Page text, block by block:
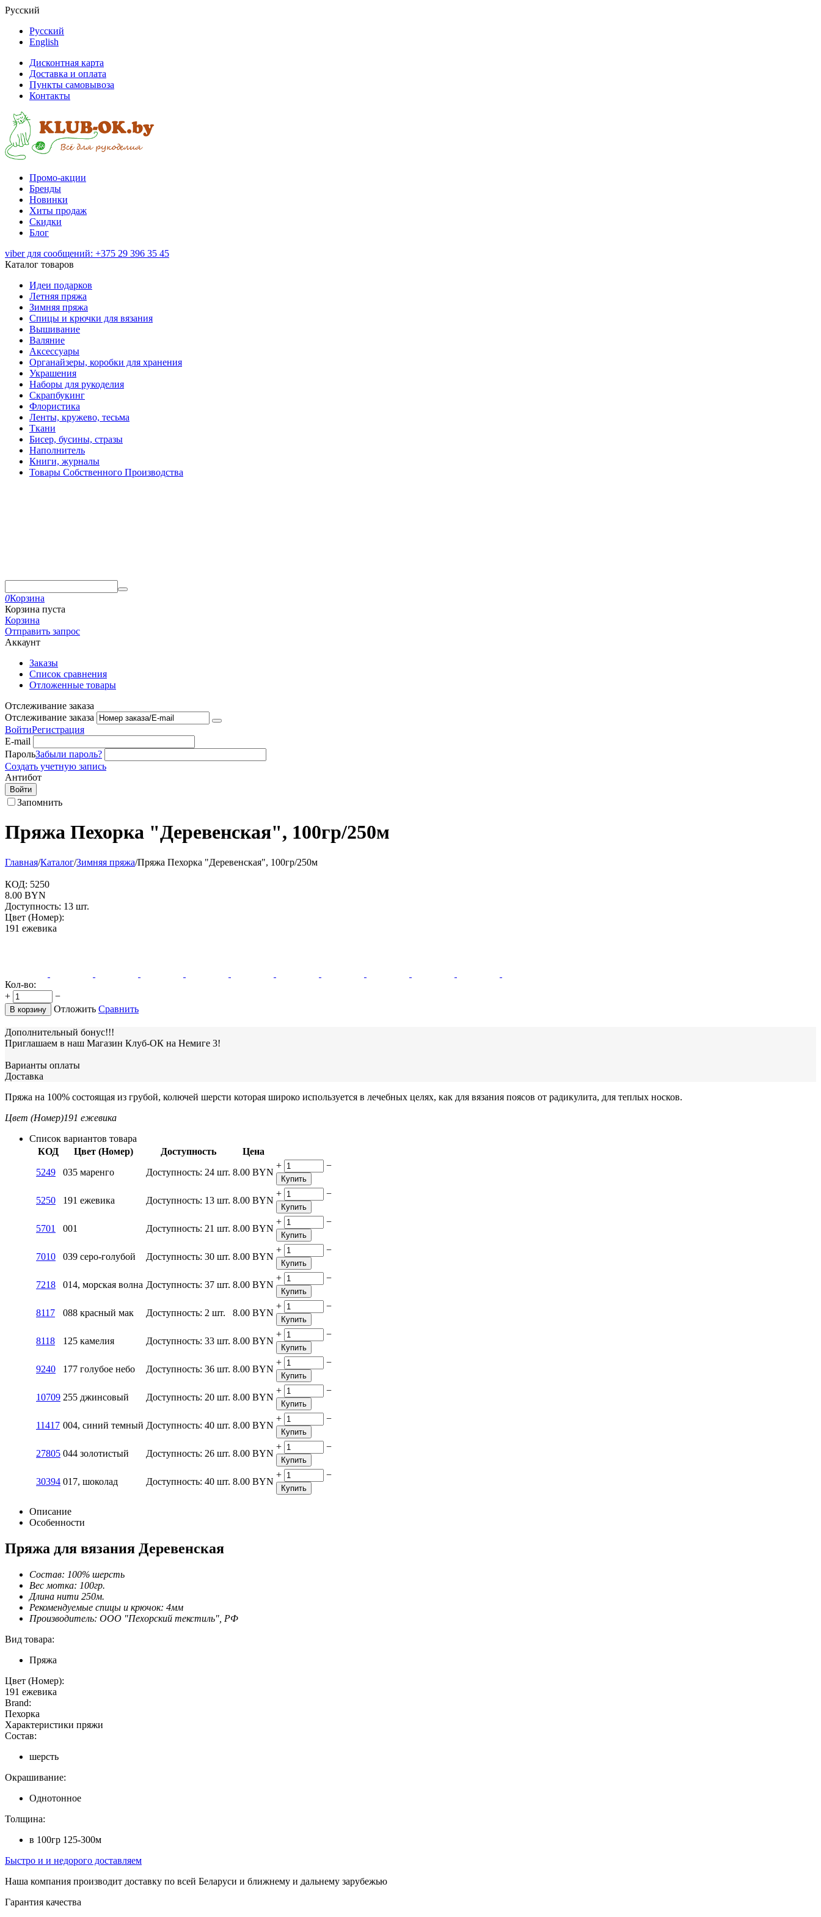
Русский
Русский
English
Дисконтная карта
Доставка и оплата
Пункты самовывоза
Контакты
Промо-акции
Бренды
Новинки
Хиты продаж
Скидки
Блог
viber для сообщений: +375 29 396 35 45
Каталог товаров
Идеи подарков
Летняя пряжа
Зимняя пряжа
Спицы и крючки для вязания
Вышивание
Валяние
Аксессуары
Органайзеры, коробки для хранения
Украшения
Наборы для рукоделия
Скрапбукинг
Флористика
Ленты, кружево, тесьма
Ткани
Бисер, бусины, стразы
Наполнитель
Книги, журналы
Товары Собственного Производства
0Корзина
Корзина пуста
Корзина
Отправить запрос
Аккаунт
Заказы
Список сравнения
Отложенные товары
Отслеживание заказа
Отслеживание заказа
ВойтиРегистрация
E-mail
ПарольЗабыли пароль?
Создать учетную запись
Антибот
Войти
Запомнить
Пряжа Пехорка "Деревенская", 100гр/250м
Главная/Каталог/Зимняя пряжа/Пряжа Пехорка "Деревенская", 100гр/250м
КОД: 5250
8.00 BYN
Доступность: 13 шт.
Цвет (Номер):
191 ежевика
Кол-во:
+
−
В корзину Отложить Сравнить
Дополнительный бонус!!!
Приглашаем в наш Магазин Клуб-ОК на Немиге 3!
Варианты оплаты
Доставка
Пряжа на 100% состоящая из грубой, колючей шерсти которая широко используется в лечебных целях, как для вязания поясов от радикулита, для теплых носков.
Цвет (Номер)191 ежевика
Список вариантов товара
КОД
Цвет (Номер) Доступность
Цена
5249
035 маренго Доступность: 24 шт. 8.00 BYN
+ −
Купить
5250 191 ежевика Доступность: 13 шт. 8.00 BYN
+ −
Купить
5701 001 Доступность: 21 шт. 8.00 BYN
+ −
Купить
7010 039 серо-голубой Доступность: 30 шт. 8.00 BYN
+ −
Купить
7218 014, морская волна Доступность: 37 шт. 8.00 BYN
+ −
Купить
8117 088 красный мак Доступность: 2 шт. 8.00 BYN
+ −
Купить
8118 125 камелия Доступность: 33 шт. 8.00 BYN
+ −
Купить
9240 177 голубое небо Доступность: 36 шт. 8.00 BYN
+ −
Купить
10709 255 джинсовый Доступность: 20 шт. 8.00 BYN
+ −
Купить
11417 004, синий темный Доступность: 40 шт. 8.00 BYN
+ −
Купить
27805 044 золотистый Доступность: 26 шт. 8.00 BYN
+ −
Купить
30394 017, шоколад Доступность: 40 шт. 8.00 BYN
+ −
Купить
Описание
Особенности
Пряжа для вязания Деревенская
Состав: 100% шерсть
Вес мотка: 100гр.
Длина нити 250м.
Рекомендуемые спицы и крючок: 4мм
Производитель: ООО "Пехорский текстиль", РФ
Вид товара:
Пряжа
Цвет (Номер):
191 ежевика
Brand:
Пехорка
Характеристики пряжи
Состав:
шерсть
Окрашивание:
Однотонное
Толщина:
в 100гр 125-300м
Быстро и и недорого доставляем
Наша компания производит доставку по всей Беларуси и ближнему и дальнему зарубежью
Гарантия качества